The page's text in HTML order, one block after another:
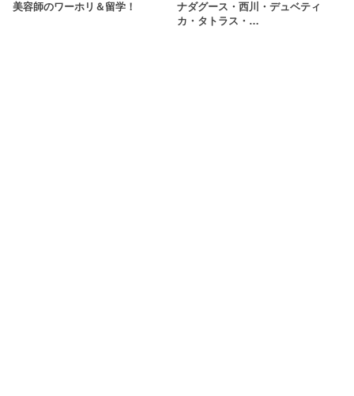
美容師のワーホリ＆留学！
ナダグース・西川・デュベティ
カ・タトラス・…